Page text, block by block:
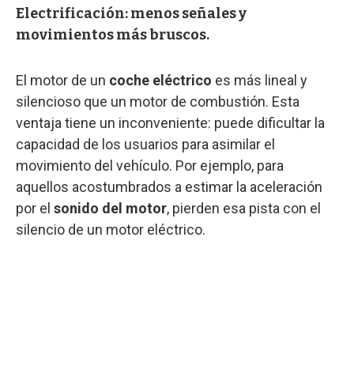
Electrificación: menos señales y
movimientos más bruscos.
El motor de un coche eléctrico es más lineal y
silencioso que un motor de combustión. Esta
ventaja tiene un inconveniente: puede dificultar la
capacidad de los usuarios para asimilar el
movimiento del vehículo. Por ejemplo, para
aquellos acostumbrados a estimar la aceleración
por el sonido del motor, pierden esa pista con el
silencio de un motor eléctrico.